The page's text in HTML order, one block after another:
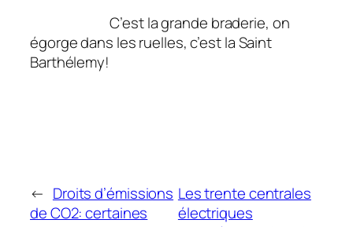
C’est la grande braderie, on
égorge dans les ruelles, c’est la Saint
Barthélemy!
← Droits d’émissions
de CO2: certaines
Les trente centrales
électriques